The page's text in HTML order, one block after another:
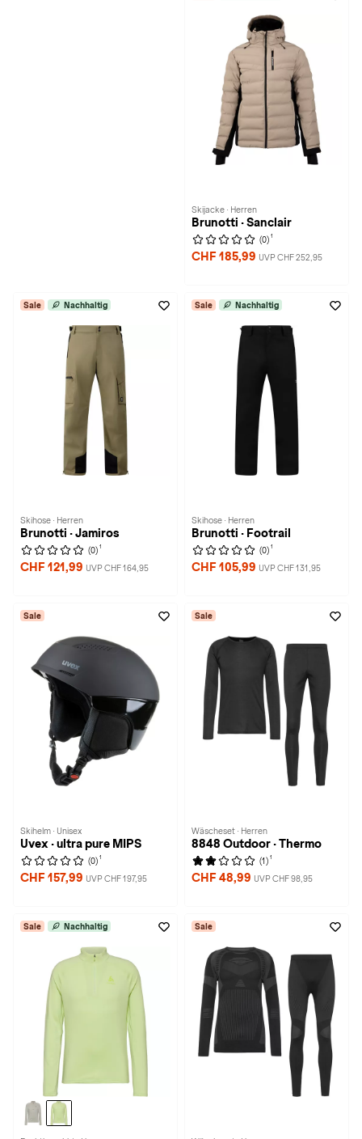
Skijacke · Herren
Brunotti · Sanclair
(0) 1
CHF 185,99 UVP CHF 252,95
Sale Nachhaltig
Skihose · Herren
Brunotti · Jamiros
(0) 1
CHF 121,99 UVP CHF 164,95
Sale Nachhaltig
Skihose · Herren
Brunotti · Footrail
(0) 1
CHF 105,99 UVP CHF 131,95
Sale
Skihelm · Unisex
Uvex · ultra pure MIPS
(0) 1
CHF 157,99 UVP CHF 197,95
Sale
Wäscheset · Herren
8848 Outdoor · Thermo
(1) 1
CHF 48,99 UVP CHF 98,95
Sale Nachhaltig Sale